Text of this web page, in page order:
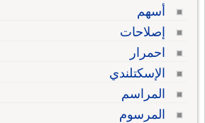
أسهم
إصلاحات
احمرار
الإسكتلندي
المراسم
المرسوم